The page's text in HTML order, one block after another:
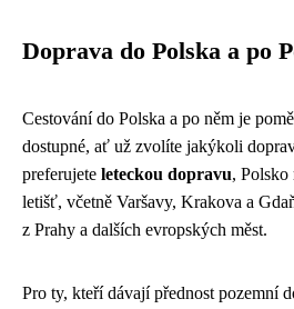
Doprava do Polska a po
Cestování do Polska a po něm je
dostupné, ať už zvolíte jakýkoli
preferujete leteckou dopravu, Polsko
letišť, včetně Varšavy, Krakova a
z Prahy a dalších evropských měst.
Pro ty, kteří dávají přednost pozemní